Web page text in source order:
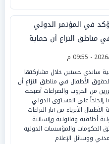
في المؤتمر الدولي
مناطق النزاع أن حماية
عالمية
ساندي حسنين خلال مشاركتها
الأطفال في مناطق النزاع أن
من الحروب والصراعات أصبحت
إلحاحاً على المستوى الدولي
الأبرياء من آثار النزاعات
أخلاقية وقانونية وإنسانية
الحكومات والمؤسسات الدولية
ووسائل الإعلام